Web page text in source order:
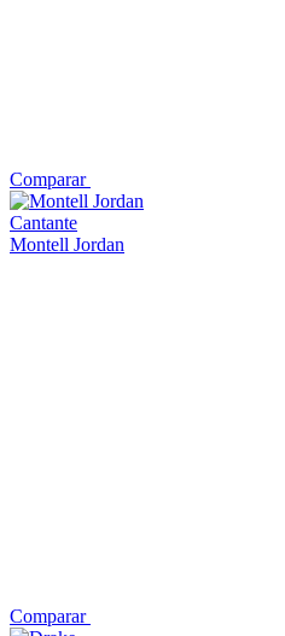
Comparar
Cantante
Montell Jordan
Comparar